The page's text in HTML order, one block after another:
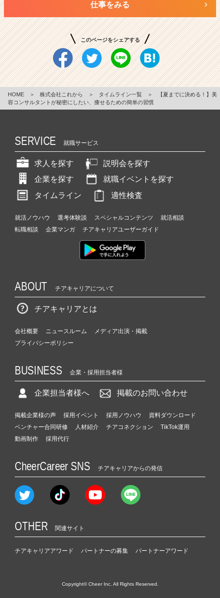
仕事をみる
このページをシェアする
HOME ＞ 株式会社これから ＞ タイムライン一覧 ＞
【夏までに決める！】美
容コンサルタントが秘密にしたい、痩せるための簡単の習慣
SERVICE 就職サービス
求人を探す
説明会を探す
企業を探す
就職イベントを探す
タイムライン
適性検査
就活ノウハウ 選考体験談 スペシャルコンテンツ
就活相談
転職相談
企業マンガ チアキャリアユーザーガイド
ABOUT チアキャリアについて
チアキャリアとは
会社概要 ニュースルーム
メディア出演・掲載
プライバシーポリシー
BUSINESS 企業・採用担当者様
企業担当者様へ 掲載のお問い合わせ
掲載企業様の声 採用イベント 採用ノウハウ
資料ダウンロード
ベンチャー合同研修
人材紹介 チアコネクション
TikTok運用
動画制作
採用代行
CheerCareer SNS チアキャリアからの発信
OTHER 関連サイト
チアキャリアアワード パートナーの募集 パートナーアワード
Copyright© Cheer Inc. All Rights Reserved.